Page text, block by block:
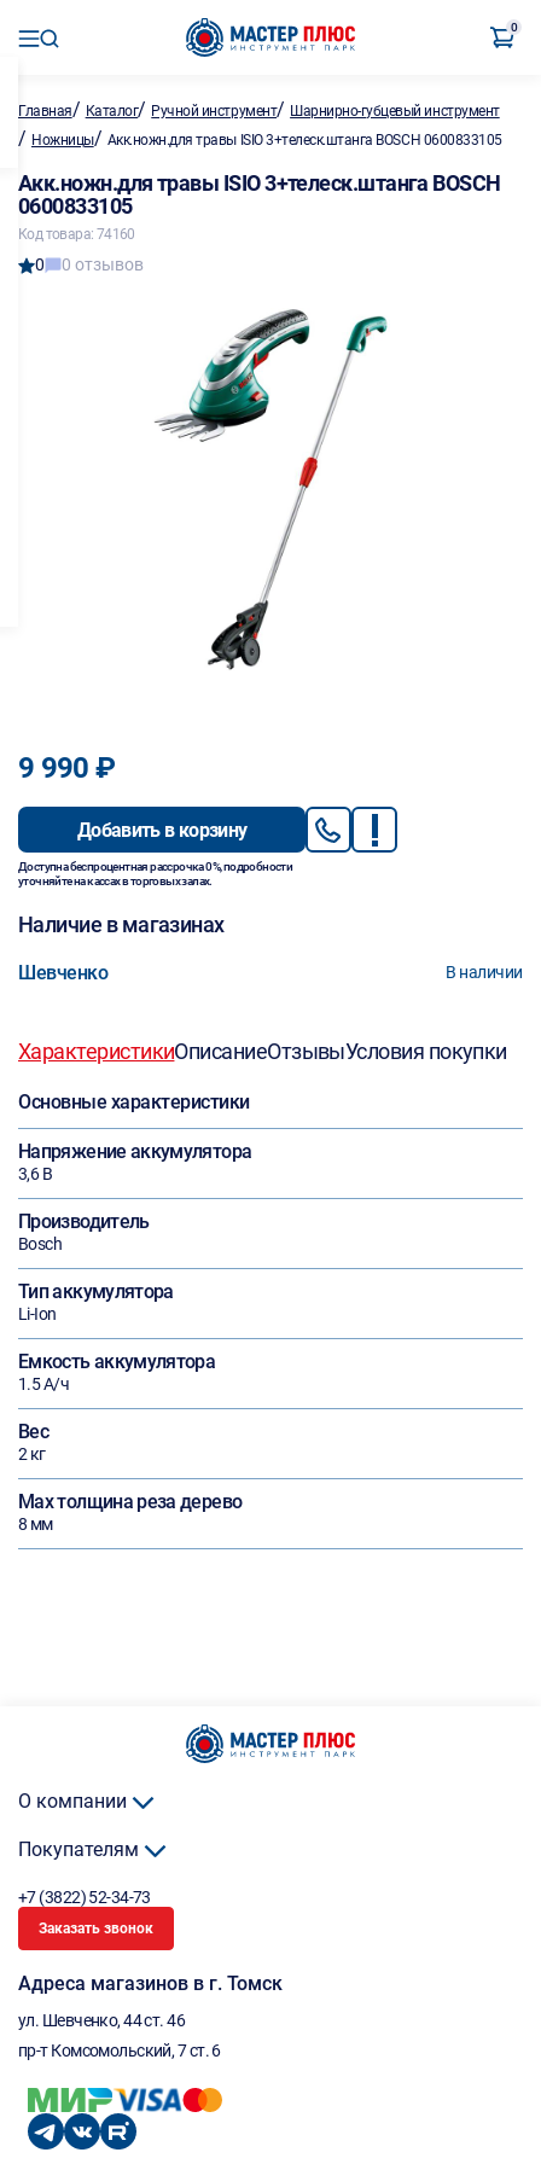
0
Главная/ Каталог/ Ручной инструмент/ Шарнирно-губцевый инструмент
/ Ножницы/ Акк.ножн.для травы ISIO 3+телеск.штанга BOSCH 0600833105
Акк.ножн.для травы ISIO 3+телеск.штанга BOSCH
0600833105
Код товара: 74160
0 0 отзывов
9 990 ₽
Добавить в корзину
Доступна беспроцентная рассрочка 0%, подробности
уточняйте на кассах в торговых залах.
Наличие в магазинах
Шевченко В наличии
ХарактеристикиОписаниеОтзывыУсловия покупки
Основные характеристики
Напряжение аккумулятора
3,6 В
Производитель
Bosch
Тип аккумулятора
Li-Ion
Емкость аккумулятора
1.5 А/ч
Вес
2 кг
Max толщина реза дерево
8 мм
О компании
Покупателям
+7 (3822) 52-34-73
Заказать звонок
Адреса магазинов в г. Томск
ул. Шевченко, 44 ст. 46
пр-т Комсомольский, 7 ст. 6